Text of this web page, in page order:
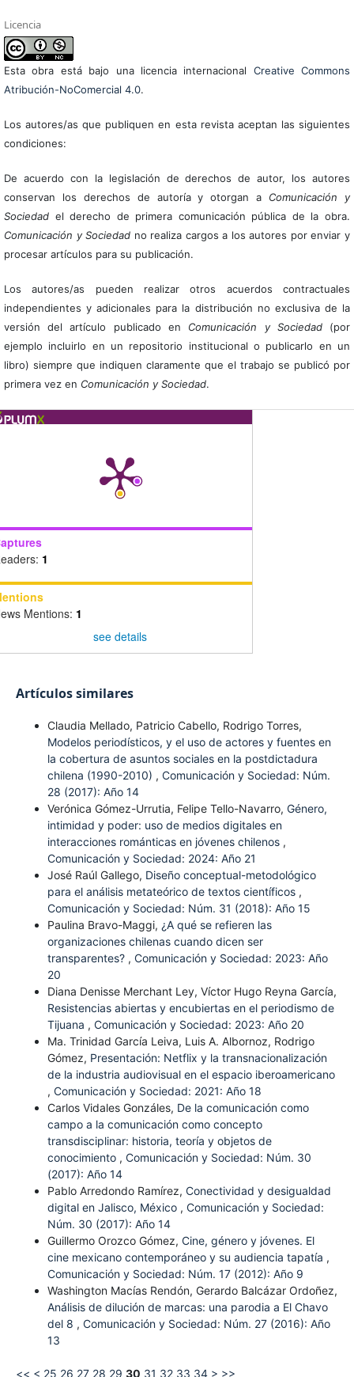
Licencia
Esta obra está bajo una licencia internacional Creative Commons
Atribución-NoComercial 4.0.
Los autores/as que publiquen en esta revista aceptan las siguientes
condiciones:
De acuerdo con la legislación de derechos de autor, los autores
conservan los derechos de autoría y otorgan a Comunicación y
Sociedadel derecho de primera comunicación pública de la obra.
Comunicación y Sociedad no realiza cargos a los autores por enviar y
procesar artículos para su publicación.
Los autores/as pueden realizar otros acuerdos contractuales
independientes y adicionales para la distribución no exclusiva de la
versión del artículo publicado en Comunicación y Sociedad(por
ejemplo incluirlo en un repositorio institucional o publicarlo en un
libro) siempre que indiquen claramente que el trabajo se publicó por
primera vez en Comunicación y Sociedad.
1
Mentions: 1
see details
Artículos similares
Claudia Mellado, Patricio Cabello, Rodrigo Torres,
Modelos periodísticos, y el uso de actores y fuentes en
la cobertura de asuntos sociales en la postdictadura
chilena (1990-2010) , Comunicación y Sociedad: Núm.
28 (2017): Año 14
Verónica Gómez-Urrutia, Felipe Tello-Navarro, Género,
intimidad y poder: uso de medios digitales en
interacciones románticas en jóvenes chilenos ,
Comunicación y Sociedad: 2024: Año 21
José Raúl Gallego, Diseño conceptual-metodológico
para el análisis metateórico de textos científicos ,
Comunicación y Sociedad: Núm. 31 (2018): Año 15
Paulina Bravo-Maggi, ¿A qué se refieren las
organizaciones chilenas cuando dicen ser
transparentes? , Comunicación y Sociedad: 2023: Año
20
Diana Denisse Merchant Ley, Víctor Hugo Reyna García,
Resistencias abiertas y encubiertas en el periodismo de
Tijuana , Comunicación y Sociedad: 2023: Año 20
Ma. Trinidad García Leiva, Luis A. Albornoz, Rodrigo
Gómez, Presentación: Netflix y la transnacionalización
de la industria audiovisual en el espacio iberoamericano
, Comunicación y Sociedad: 2021: Año 18
Carlos Vidales Gonzáles, De la comunicación como
campo a la comunicación como concepto
transdisciplinar: historia, teoría y objetos de
conocimiento , Comunicación y Sociedad: Núm. 30
(2017): Año 14
Pablo Arredondo Ramírez, Conectividad y desigualdad
digital en Jalisco, México , Comunicación y Sociedad:
Núm. 30 (2017): Año 14
Guillermo Orozco Gómez, Cine, género y jóvenes. El
cine mexicano contemporáneo y su audiencia tapatía ,
Comunicación y Sociedad: Núm. 17 (2012): Año 9
Washington Macías Rendón, Gerardo Balcázar Ordoñez,
Análisis de dilución de marcas: una parodia a El Chavo
del 8 , Comunicación y Sociedad: Núm. 27 (2016): Año
13
<< < 25 26 27 28 29 30 31 32 33 34 > >>